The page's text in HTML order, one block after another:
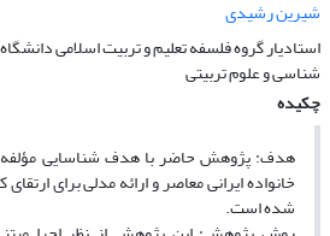
شیرین رشیدی
استادیار گروه فلسفه تعلیم و تربیت اسلامی
شناسی و علوم تربیتی
چکیده
هدف: پژوهش حاضر با هدف شناسایی
خانواده ایرانی معاصر و ارائه مدلی برای
شده است.